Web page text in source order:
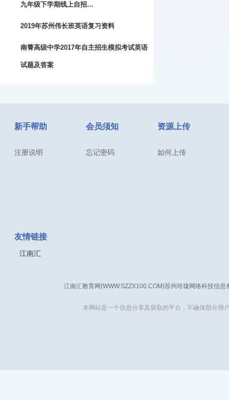
九年级下学期线上自招…
2019年苏州伟长班英语复习资料
南菁高级中学2017年自主招生模拟考试英语
试题及答案
新手帮助
注册说明
会员须知
忘记密码
资源上传
如何上传
友情链接
江南汇
江南汇教育网(WWW.SZZX100.COM)苏州玲珑网络科技信
本网站是一个信息分享及获取的平台，不确保部分用